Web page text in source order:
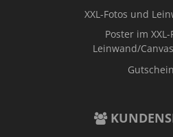
XXL-Fotos und
Poster im
Leinwand/